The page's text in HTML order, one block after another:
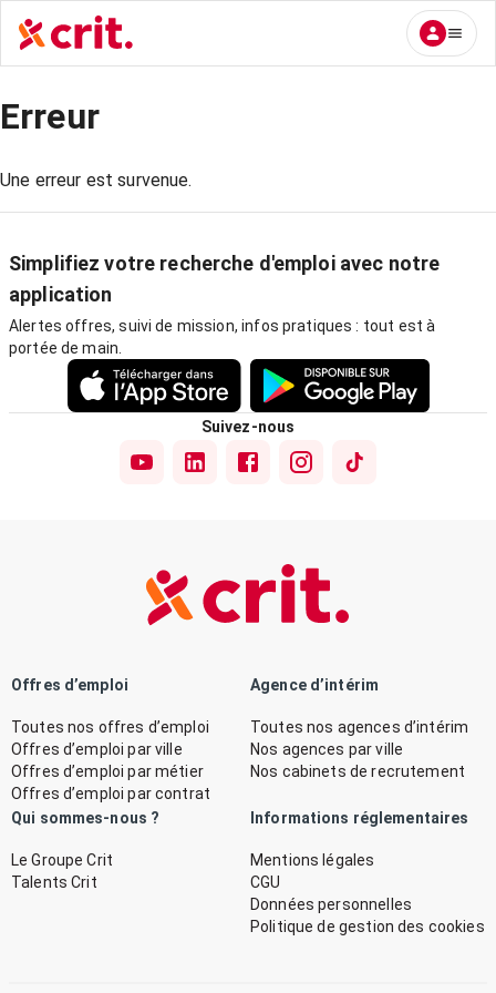
Erreur
Une erreur est survenue.
Simplifiez votre recherche d'emploi avec notre
application
Alertes offres, suivi de mission, infos pratiques : tout est à
portée de main.
Suivez-nous
Offres d’emploi
Toutes nos offres d’emploi
Offres d’emploi par ville
Offres d’emploi par métier
Offres d’emploi par contrat
Agence d’intérim
Toutes nos agences d’intérim
Nos agences par ville
Nos cabinets de recrutement
Qui sommes-nous ?
Le Groupe Crit
Talents Crit
Informations réglementaires
Mentions légales
CGU
Données personnelles
Politique de gestion des cookies